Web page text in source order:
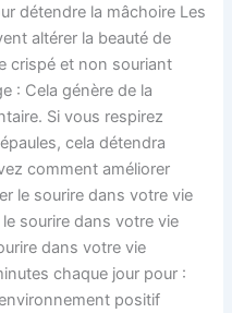
détendre la mâchoire Les
altérer la beauté de
crispé et non souriant
: Cela génère de la
Si vous respirez
cela détendra
comment améliorer
le sourire dans votre vie
sourire dans votre vie
dans votre vie
chaque jour pour :
environnement positif